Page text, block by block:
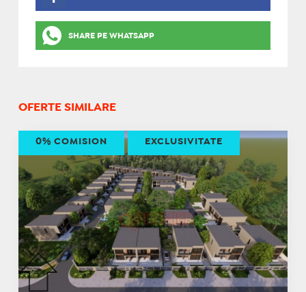
SHARE PE WHATSAPP
OFERTE SIMILARE
0% COMISION EXCLUSIVITATE